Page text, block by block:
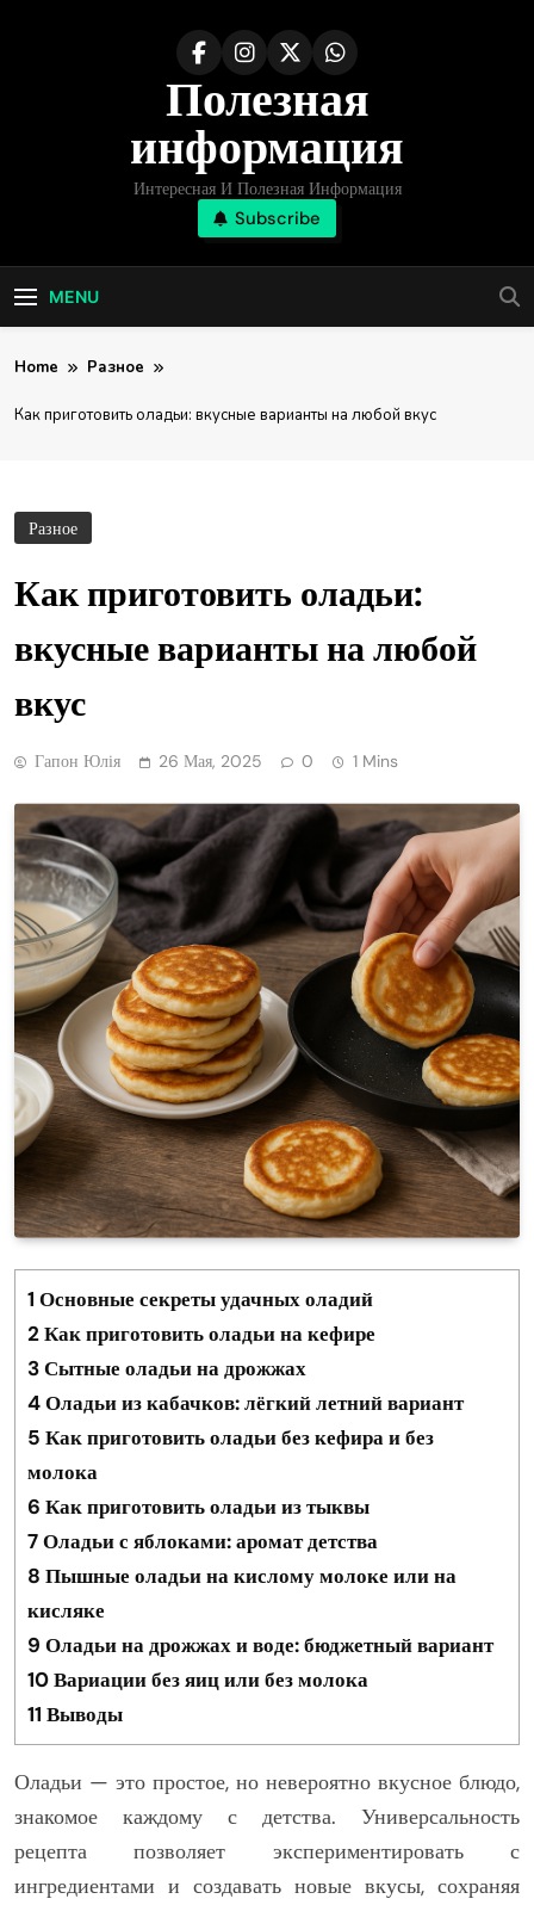
Полезная
информация
Интересная И Полезная Информация
Subscribe
MENU
Home Разное
Как приготовить оладьи: вкусные варианты на любой вкус
Разное
Как приготовить оладьи:
вкусные варианты на любой
вкус
Гапон Юлія 26 Мая, 2025 0 1 Mins
1 Основные секреты удачных оладий
2Как приготовить оладьи на кефире
3Сытные оладьи на дрожжах
4Оладьи из кабачков: лёгкий летний вариант
5 Как приготовить оладьи без кефира и без
молока
6 Как приготовить оладьи из тыквы
7Оладьи с яблоками: аромат детства
8 Пышные оладьи на кислому молоке или на
кисляке
9 Оладьи на дрожжах и воде: бюджетный вариант
10Вариации без яиц или без молока
11 Выводы
Оладьи — это простое, но невероятно вкусное блюдо,
знакомое каждому с детства. Универсальность
рецепта позволяет экспериментировать с
ингредиентами и создавать новые вкусы, сохраняя